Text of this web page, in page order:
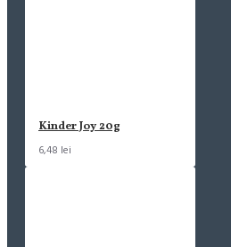
Kinder Joy 20g
6,48 lei